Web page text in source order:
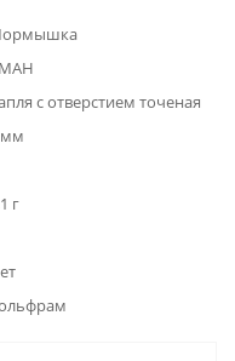
с отверстием точеная
г